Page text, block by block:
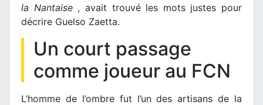
la Nantaise, avait trouvé les mots justes pour
décrire Guelso Zaetta.
Un court passage
comme joueur au FCN
L’homme de l’ombre fut l’un des artisans de la